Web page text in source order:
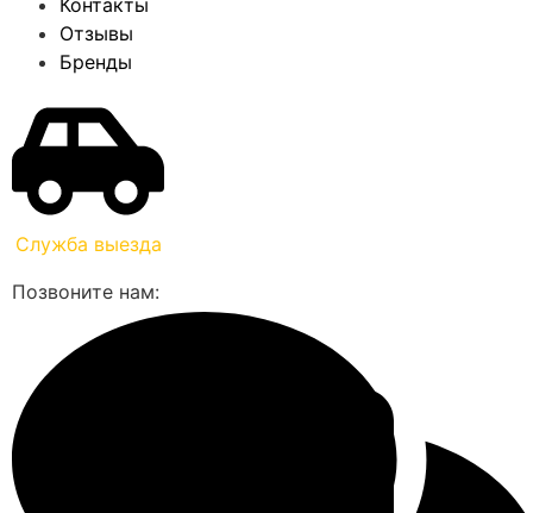
Контакты
Отзывы
Бренды
Служба выезда
Позвоните нам: